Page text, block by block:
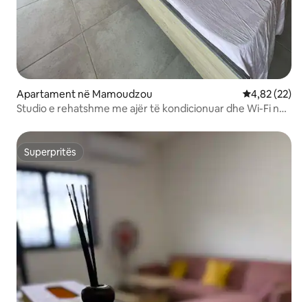
Apartament në Mamoudzou Vlerësimi
4,82 (22)
Studio e rehatshme me ajër të kondicionuar dhe Wi-Fi në
Superpritës
Superpritës